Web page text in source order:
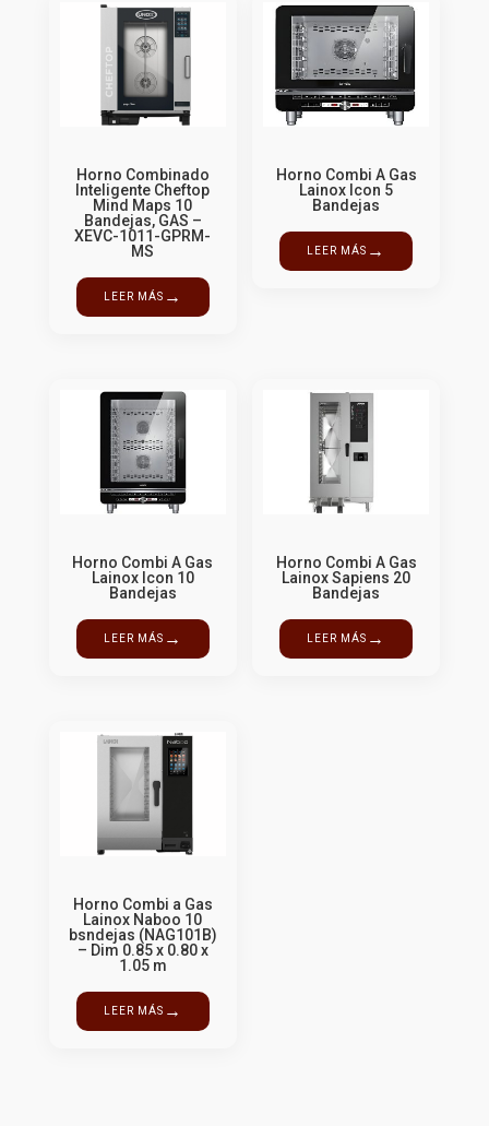
Horno Combinado
Inteligente Cheftop
Mind Maps 10
Bandejas, GAS –
XEVC-1011-GPRM-
MS
LEER MÁS →
Horno Combi A Gas
Lainox Icon 5
Bandejas
LEER MÁS →
Horno Combi A Gas
Lainox Icon 10
Bandejas
LEER MÁS →
Horno Combi A Gas
Lainox Sapiens 20
Bandejas
LEER MÁS →
Horno Combi a Gas
Lainox Naboo 10
bsndejas (NAG101B)
– Dim 0.85 x 0.80 x
1.05 m
LEER MÁS →